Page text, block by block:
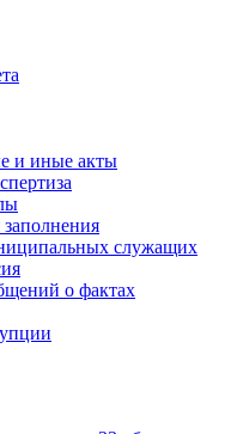
и иные акты
служащих
о фактах